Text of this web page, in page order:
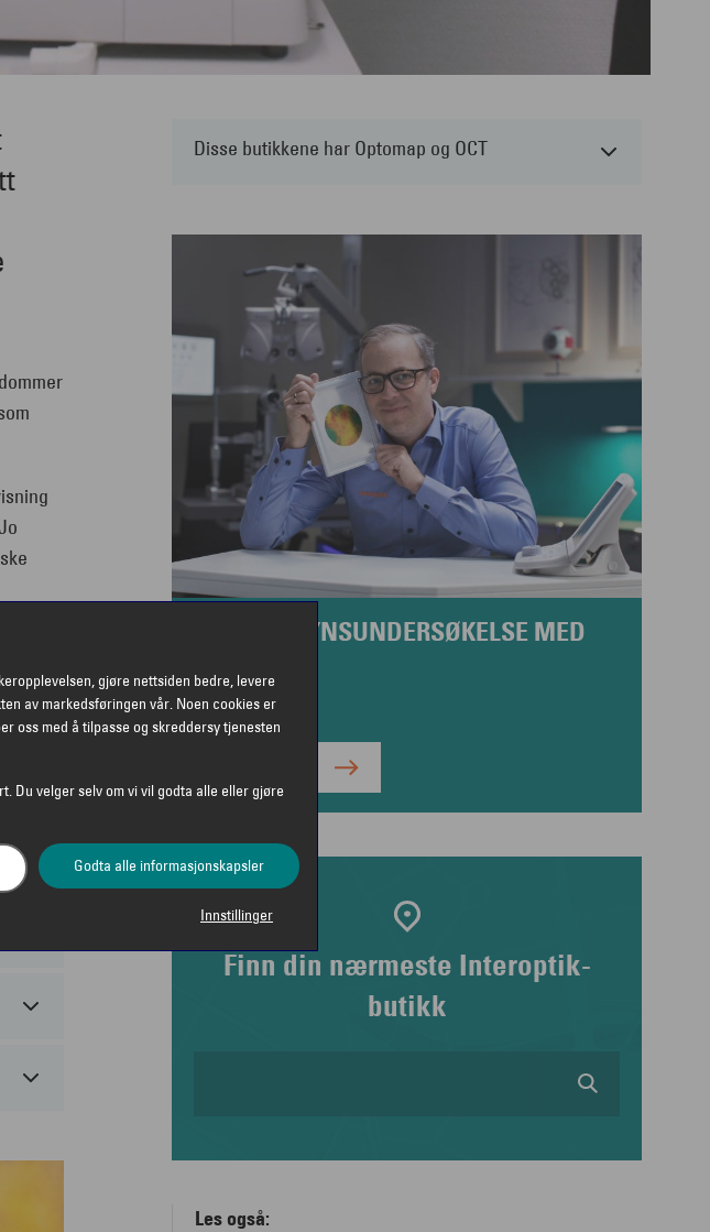
Disse butikkene har Optomap og OCT
UTVIDET SYNSUNDERSØKELSE MED
veil. pris 1190,-
Finn din nærmeste Interoptik-
butikk
Les også:
gjøre nettsiden bedre, levere
av markedsføringen vår. Noen cookies er
oss med å tilpasse og skreddersy tjenesten
Du velger selv om vi vil godta alle eller gjøre
Godta alle informasjonskapsler
Innstillinger